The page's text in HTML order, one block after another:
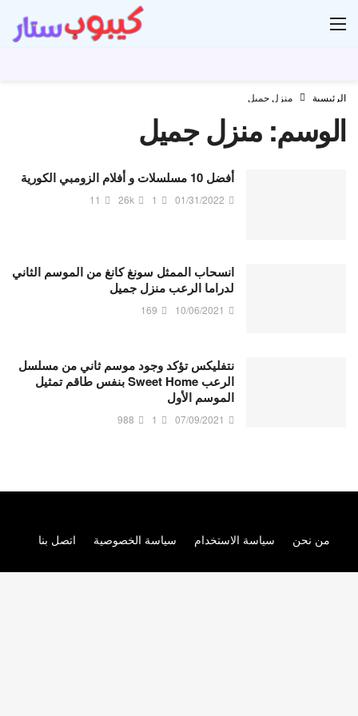
الرئيسية منزل جميل
الوسم:منزل جميل
أفضل 10 مسلسلات و أفلام الزومبي الكورية
01/31/2022
1
26k
11
انسحاب الممثل سونغ كانغ من الموسم الثاني
لدراما الرعب منزل جميل
10/06/2021
169
نتفليكس تؤكد وجود موسم ثاني من مسلسل
الرعب Sweet Home بنفس طاقم تمثيل
الموسم الأول
07/09/2021
1
988
من نحن سياسة الاستخدام سياسة الخصوصية اتصل بنا